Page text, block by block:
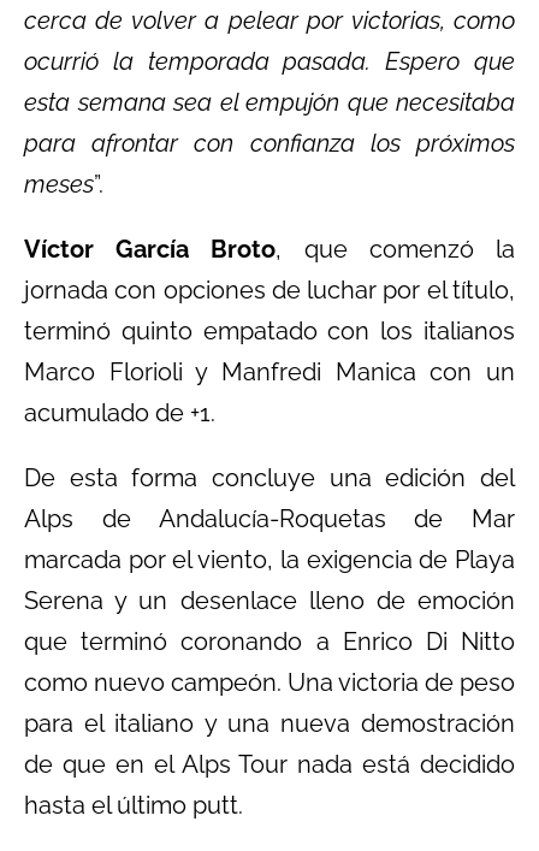
cerca de volver a pelear por victorias, como
ocurrió la temporada pasada. Espero que
esta semana sea el empujón que necesitaba
para afrontar con confianza los próximos
meses”.
Víctor García Broto, que comenzó la
jornada con opciones de luchar por el título,
terminó quinto empatado con los italianos
Marco Florioli y Manfredi Manica con un
acumulado de +1.
De esta forma concluye una edición del
Alps de Andalucía-Roquetas de Mar
marcada por el viento, la exigencia de Playa
Serena y un desenlace lleno de emoción
que terminó coronando a Enrico Di Nitto
como nuevo campeón. Una victoria de peso
para el italiano y una nueva demostración
de que en el Alps Tour nada está decidido
hasta el último putt.